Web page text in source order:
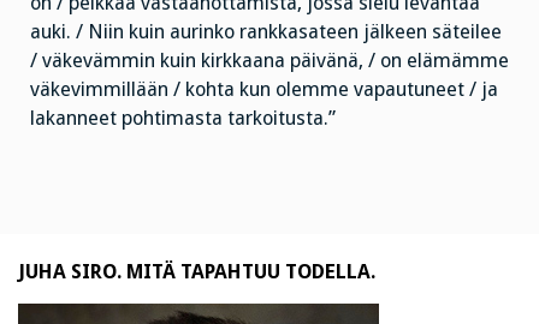
auki. / Niin kuin aurinko rankkasateen jälkeen säteilee
/ väkevämmin kuin kirkkaana päivänä, / on elämämme
väkevimmillään / kohta kun olemme vapautuneet / ja
lakanneet pohtimasta tarkoitusta.”
JUHA SIRO. MITÄ TAPAHTUU TODELLA.